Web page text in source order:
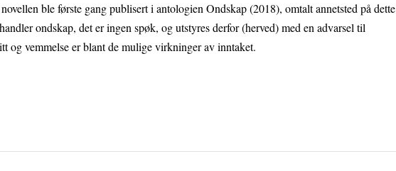
ble første gang publisert i antologien Ondskap (2018), omtalt annetsted på dette
ondskap, det er ingen spøk, og utstyres derfor (herved) med en advarsel til
og vemmelse er blant de mulige virkninger av inntaket.